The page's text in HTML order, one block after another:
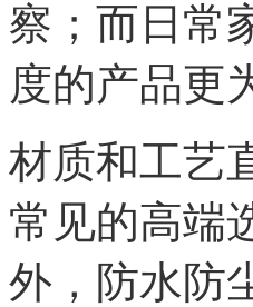
察；而日常
度的产品更
材质和工艺
常见的高端
外，防水防